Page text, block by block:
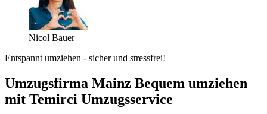
Nicol Bauer
Entspannt umziehen - sicher und stressfrei!
Umzugsfirma Mainz Bequem umziehen
mit Temirci Umzugsservice